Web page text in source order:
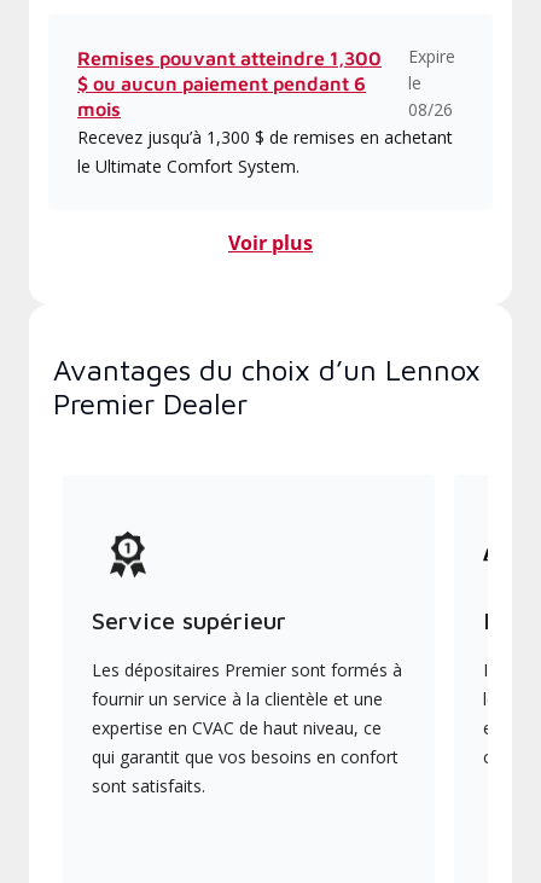
Remises pouvant atteindre 1,300
$ ou aucun paiement pendant 6
mois
Expire
le
08/26
Recevez jusqu’à 1,300 $ de remises en achetant
le Ultimate Comfort System.
Voir plus
Avantages du choix d’un Lennox
Premier Dealer
Service supérieur
Les dépositaires Premier sont formés à
fournir un service à la clientèle et une
expertise en CVAC de haut niveau, ce
qui garantit que vos besoins en confort
sont satisfaits.
Ils
les
en